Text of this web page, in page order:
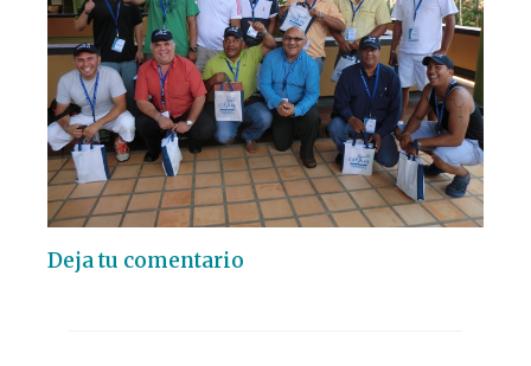
Deja tu comentario